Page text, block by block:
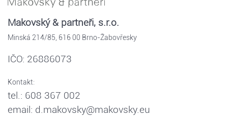
Makovský & partneři, s.r.o.
Minská 214/85, 616 00 Brno-Žabovřesky
IČO: 26886073
Kontakt:
tel.: 608 367 002
email: d.makovsky@makovsky.eu